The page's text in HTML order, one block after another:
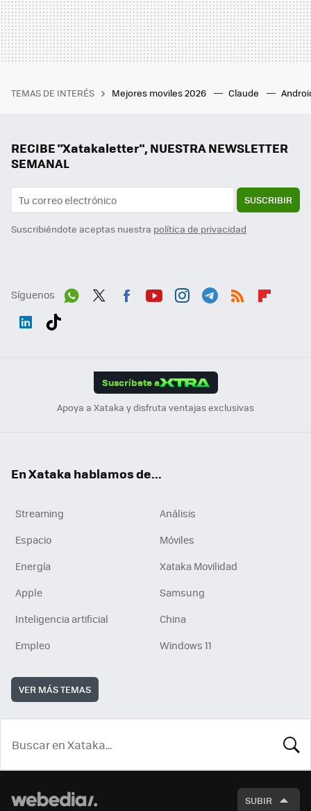
TEMAS DE INTERÉS Mejores moviles 2026 Claude
RECIBE "Xatakaletter", NUESTRA NEWSLETTER
SEMANAL
SUSCRIBIR
Suscribiéndote aceptas nuestra política de privacidad
Síguenos
Suscríbete a
Apoya a Xataka y disfruta ventajas exclusivas
En Xataka hablamos de...
Streaming
Análisis
Espacio
Móviles
Energía
Xataka Movilidad
Apple
Samsung
Inteligencia artificial
China
Empleo
Windows 11
VER MÁS TEMAS
SUBIR